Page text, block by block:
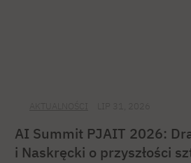
AI Summit PJAIT 2026:
i Naskręcki o przyszłości